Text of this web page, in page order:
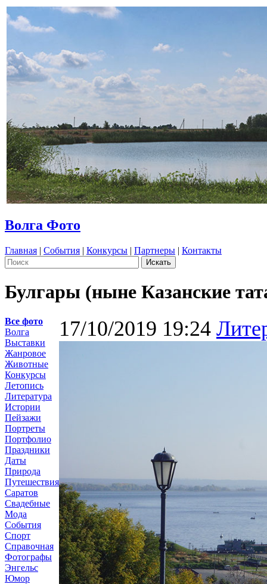
Волга Фото
Главная | События | Конкурсы | Партнеры | Контакты
Булгары (ныне Казанские
Все фото
Волга
Выставки
Жанровое
Животные
Конкурсы
Летопись
Литература
Истории
Пейзажи
Портреты
Портфолио
Праздники
Даты
Природа
Путешествия
Саратов
Свадебные
Мода
События
Спорт
Справочная
Фотографы
Энгельс
Юмор
17/10/2019 19:24